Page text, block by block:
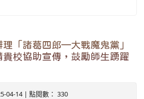
「諸葛四郎—大戰魔鬼黨」
校協助宣傳，鼓勵師生踴躍
04-14 | 點閱數： 330